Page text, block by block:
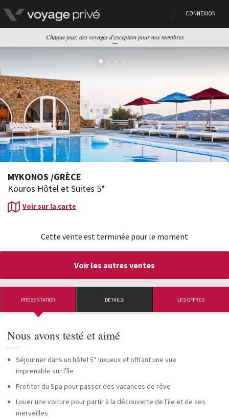
CONNEXION
Chaque jour, des voyages d'exception pour nos membres
Cette vente est terminée pour le moment
Voir les autres ventes
MYKONOS /GRÈCE
Kouros Hôtel et Suites 5*
Voir sur la carte
PRÉSENTATION DÉTAILS LES OFFRES
Nous avons testé et aimé
—
Séjourner dans un hôtel 5* luxueux et offrant une vue
imprenable sur l'île
Profiter du Spa pour passer des vacances de rêve
Louer une voiture pour partir à la découverte de l'île et de ses
merveilles